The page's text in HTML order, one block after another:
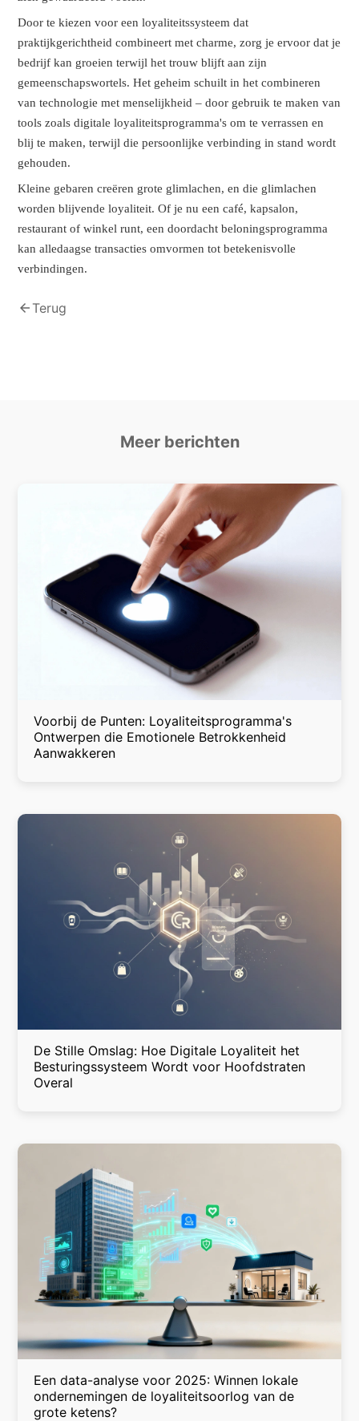
Door te kiezen voor een loyaliteitssysteem dat
praktijkgerichtheid combineert met charme, zorg je ervoor dat je
bedrijf kan groeien terwijl het trouw blijft aan zijn
gemeenschapswortels. Het geheim schuilt in het combineren
van technologie met menselijkheid – door gebruik te maken van
tools zoals digitale loyaliteitsprogramma's om te verrassen en
blij te maken, terwijl die persoonlijke verbinding in stand wordt
gehouden.
Kleine gebaren creëren grote glimlachen, en die glimlachen
worden blijvende loyaliteit. Of je nu een café, kapsalon,
restaurant of winkel runt, een doordacht beloningsprogramma
kan alledaagse transacties omvormen tot betekenisvolle
verbindingen.
arrow_back Terug
Meer berichten
Voorbij de Punten: Loyaliteitsprogramma's
Ontwerpen die Emotionele Betrokkenheid
Aanwakkeren
De Stille Omslag: Hoe Digitale Loyaliteit het
Besturingssysteem Wordt voor Hoofdstraten
Overal
Een data-analyse voor 2025: Winnen lokale
ondernemingen de loyaliteitsoorlog van de
grote ketens?